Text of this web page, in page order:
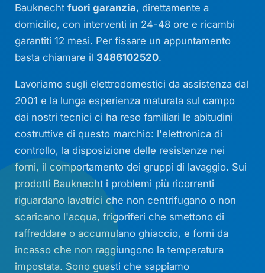
Bauknechtfuori garanzia, direttamente a
domicilio, con interventi in 24-48 ore e ricambi
garantiti 12 mesi. Per fissare un appuntamento
basta chiamare il 3486102520.
Lavoriamo sugli elettrodomestici da assistenza dal
2001 e la lunga esperienza maturata sul campo
dai nostri tecnici ci ha reso familiari le abitudini
costruttive di questo marchio: l'elettronica di
controllo, la disposizione delle resistenze nei
forni, il comportamento dei gruppi di lavaggio. Sui
prodotti Bauknecht i problemi più ricorrenti
riguardano lavatrici che non centrifugano o non
scaricano l'acqua, frigoriferi che smettono di
raffreddare o accumulano ghiaccio, e forni da
incasso che non raggiungono la temperatura
impostata. Sono guasti che sappiamo